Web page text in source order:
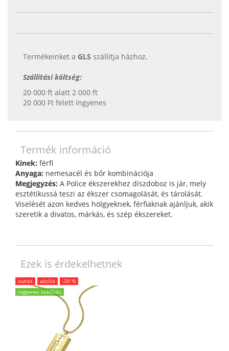
Termékeinket a GLS szállítja házhoz.
Szállítási költség:
20 000 ft alatt 2 000 ft
20 000 Ft felett ingyenes
Termék információ
Kinek: férfi
Anyaga: nemesacél és bőr kombinációja
Megjegyzés: A Police ékszerekhez díszdoboz is jár, mely
esztétikussá teszi az ékszer csomagolását, és tárolását.
Viselését azon kedves hölgyeknek, férfiaknak ajánljuk, akik
szeretik a divatos, márkás, és szép ékszereket.
Ezek is érdekelhetnek
outlet akciós
-30 %
ingyenes szállítás